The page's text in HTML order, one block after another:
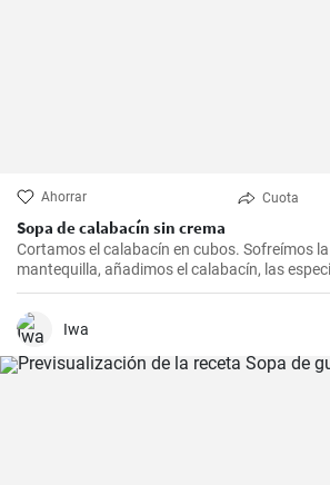
Ahorrar Cuota
Sopa de calabacín sin crema
Cortamos el calabacín en cubos. Sofreímos
mantequilla, añadimos el calabacín, las
poco. Llenamos con agua, hasta cubrir el
Después de 5 minutos, añadimos guisantes y
se ablanden. Cuando todo esté suave,
Iwa